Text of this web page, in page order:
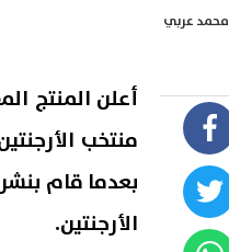
محمد عربي
أعلن المنتج
منتخب
بعدما قام
الأرجنتين.